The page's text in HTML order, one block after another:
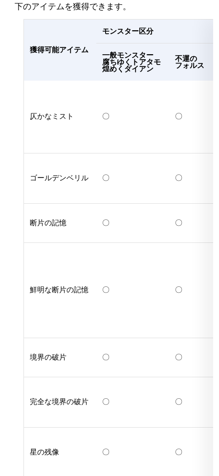
下のアイテムを獲得できます。
獲得可能アイテム
モンスター区分
一般モンスター
腐ちゆくトアタモ
煌めくダイアン
不運の
フォルス
仄かなミスト 〇 〇
ゴールデンベリル 〇 〇
断片の記憶 〇 〇
鮮明な断片の記憶 〇 〇
境界の破片 〇 〇
完全な境界の破片 〇 〇
星の残像 〇 〇